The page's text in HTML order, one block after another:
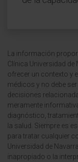
La información
Clínica Universidad
ofrecer un contexto y
médicos y no debe
decisiones
meramente
diagnóstico,
la salud. Siempre es
para tratar cualquier
Universidad de
inapropiado o la